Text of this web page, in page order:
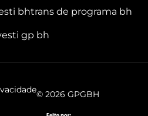
bhtrans de programa bh
gp bh
© 2026 GPGBH